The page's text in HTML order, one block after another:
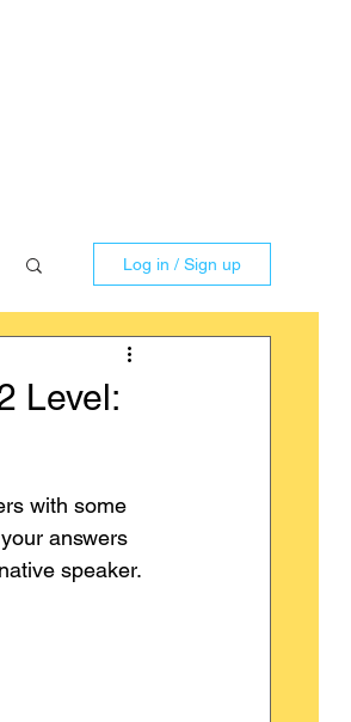
Log in / Sign up
Level:
with some
answers
speaker.